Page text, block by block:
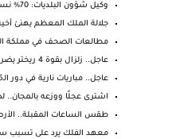
وكيل شؤون البلديات: 70% نسبة الإنجاز لمشروع حديقة ...
جلالة الملك المعظم يهنئ
مطالعات الصحف في مملكة
عاجل.. زلزال بقوة 4 ريختر يضرب بورسعيد ويشعر به سك...
عاجل.. مباريات نارية في دور الـ16 من بطولة الدوري ...
اشترى عجلًا ووزعه بالمجان.. لص سرق 112
طقس الساعات المقبلة..
معهد الفلك يرد على تسبب